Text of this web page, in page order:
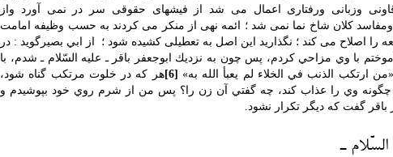
وزبانی ورفتاری اعمال می شد از فیشهای حقوقی سر در نمی آورد واز
ومفاسد کلان شاخ نما نمی شد ؛ ائمه نهی از منکر می کردند به حسب وظیفه امامت
را اصلاح می کند ؛ نگذارید این اصل به تعطیلی کشیده شود ؛ از ابي بصيرگوید : در
با وي مزاحي كردم، پس چون به نزديك ابوجعفر باقر ـ عليه السّلام ـ شدم، با
ارتكب الذنب في الخلاء لم يعبأ الله به» [6]
هر كه در خلوت مرتكب گناه شود،
چگونه وي را عذاب كند، چه گفتي آن زن را؟ پس من از شرم روي خود بپوشيدم و
باقر گفت كه ديگر تکرار نشود.